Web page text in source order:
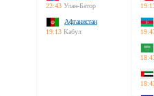
22:43 Улан-Батор
Афганистан
19:13 Кабул